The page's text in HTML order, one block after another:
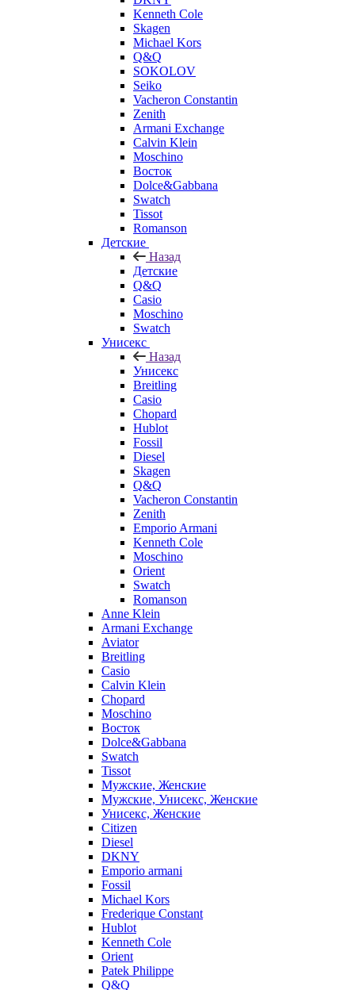
Kenneth Cole
Skagen
Michael Kors
Q&Q
SOKOLOV
Seiko
Vacheron Constantin
Zenith
Armani Exchange
Calvin Klein
Moschino
Восток
Dolce&Gabbana
Swatch
Tissot
Romanson
Детские
Назад
Детские
Q&Q
Casio
Moschino
Swatch
Унисекс
Назад
Унисекс
Breitling
Casio
Chopard
Hublot
Fossil
Diesel
Skagen
Q&Q
Vacheron Constantin
Zenith
Emporio Armani
Kenneth Cole
Moschino
Orient
Swatch
Romanson
Anne Klein
Armani Exchange
Aviator
Breitling
Casio
Calvin Klein
Chopard
Moschino
Восток
Dolce&Gabbana
Swatch
Tissot
Мужские, Женские
Мужские, Унисекс, Женские
Унисекс, Женские
Citizen
Diesel
DKNY
Emporio armani
Fossil
Michael Kors
Frederique Constant
Hublot
Kenneth Cole
Orient
Patek Philippe
Q&Q